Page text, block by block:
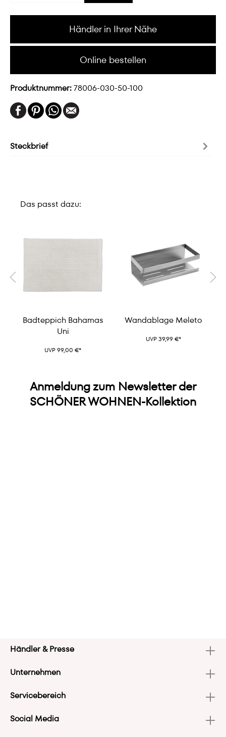
Händler in Ihrer Nähe
Online bestellen
Produktnummer:78006-030-50-100
Steckbrief
Das passt dazu:
Badteppich Bahamas
Uni
UVP 99,00 €*
Wandablage Meleto
UVP 39,99 €*
Anmeldung zum Newsletter der
SCHÖNER WOHNEN-Kollektion
Händler & Presse
Unternehmen
Servicebereich
Social Media